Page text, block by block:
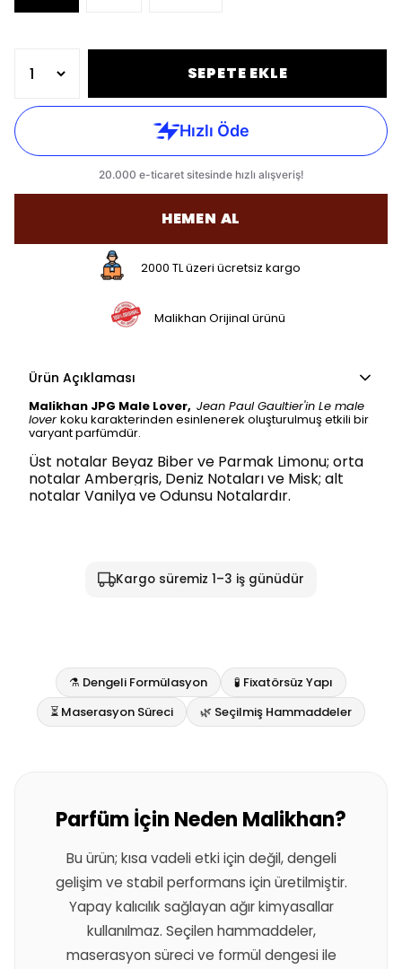
SEPETE EKLE
HEMEN AL
2000 TL üzeri ücretsiz kargo
Malikhan Orijinal ürünü
Ürün Açıklaması
Malikhan JPG Male Lover, Jean Paul Gaultier'in Le male
lover koku karakterinden esinlenerek oluşturulmuş etkili bir
varyant parfümdür.
Üst notalar Beyaz Biber ve Parmak Limonu; orta
notalar Ambergris, Deniz Notaları ve Misk; alt
notalar Vanilya ve Odunsu Notalardır.
Kargo süremiz 1–3 iş günüdür
⚗️ Dengeli Formülasyon
🧪 Fixatörsüz Yapı
⏳ Maserasyon Süreci
🌿 Seçilmiş Hammaddeler
Parfüm İçin Neden Malikhan?
Bu ürün; kısa vadeli etki için değil, dengeli
gelişim ve stabil performans için üretilmiştir.
Yapay kalıcılık sağlayan ağır kimyasallar
kullanılmaz. Seçilen hammaddeler,
maserasyon süreci ve formül dengesi ile